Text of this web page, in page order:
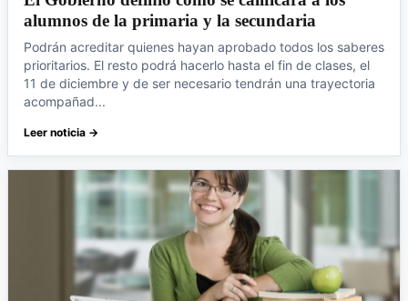
alumnos de la primaria y la secundaria
Podrán acreditar quienes hayan aprobado todos los saberes
prioritarios. El resto podrá hacerlo hasta el fin de clases, el
11 de diciembre y de ser necesario tendrán una trayectoria
acompañad...
Leer noticia →